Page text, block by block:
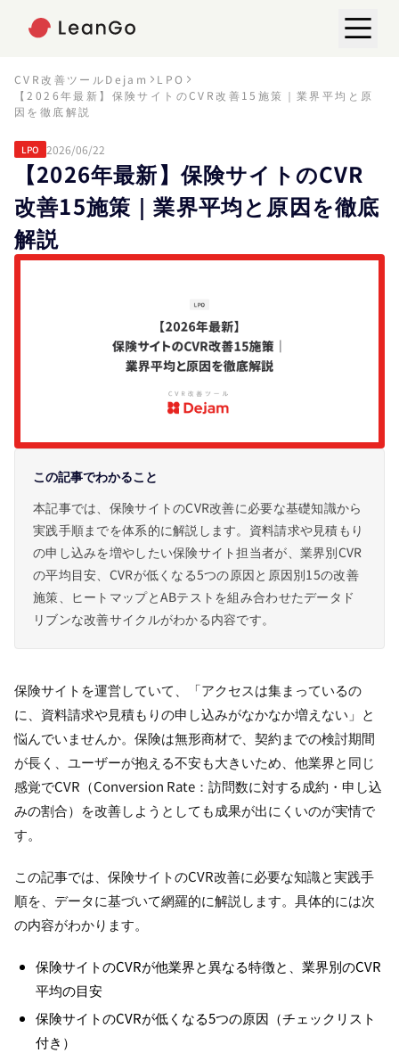
CVR改善ツールDejam
LPO
【2026年最新】保険サイトのCVR改善15施策｜業界平均と原
因を徹底解説
LPO 2026/06/22
【2026年最新】保険サイトのCVR
改善15施策｜業界平均と原因を徹底
解説
この記事でわかること
本記事では、保険サイトのCVR改善に必要な基礎知識から
実践手順までを体系的に解説します。資料請求や見積もり
の申し込みを増やしたい保険サイト担当者が、業界別CVR
の平均目安、CVRが低くなる5つの原因と原因別15の改善
施策、ヒートマップとABテストを組み合わせたデータド
リブンな改善サイクルがわかる内容です。
保険サイトを運営していて、「アクセスは集まっているの
に、資料請求や見積もりの申し込みがなかなか増えない」と
悩んでいませんか。保険は無形商材で、契約までの検討期間
が長く、ユーザーが抱える不安も大きいため、他業界と同じ
感覚でCVR（Conversion Rate：訪問数に対する成約・申し込
みの割合）を改善しようとしても成果が出にくいのが実情で
す。
この記事では、保険サイトのCVR改善に必要な知識と実践手
順を、データに基づいて網羅的に解説します。具体的には次
の内容がわかります。
保険サイトのCVRが他業界と異なる特徴と、業界別のCVR
平均の目安
保険サイトのCVRが低くなる5つの原因（チェックリスト
付き）